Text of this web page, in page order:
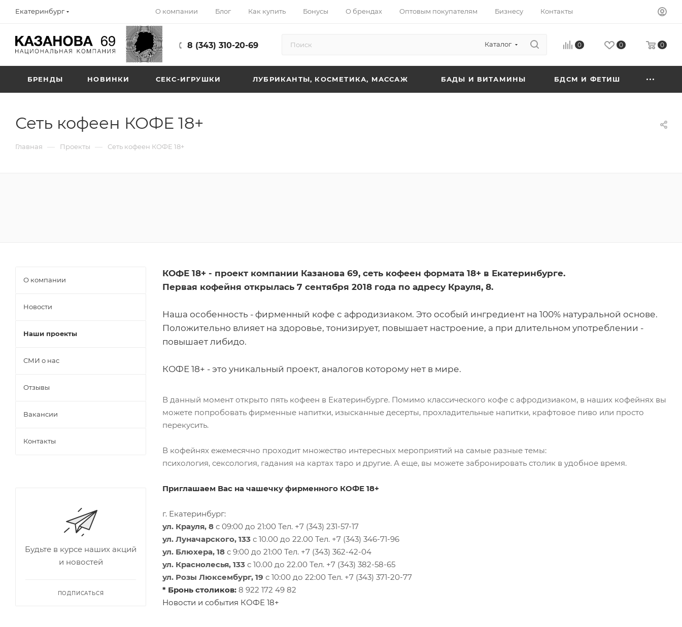
Екатеринбург О компании Блог Как купить Бонусы О брендах Оптовым покупателям Бизнесу Контакты
8 (343) 310-20-69 Каталог 0 0 0
БРЕНДЫ НОВИНКИ СЕКС-ИГРУШКИ ЛУБРИКАНТЫ, КОСМЕТИКА, МАССАЖ БАДЫ И ВИТАМИНЫ БДСМ И ФЕТИШ
Сеть кофеен КОФЕ 18+
Главная — Проекты — Сеть кофеен КОФЕ 18+
КОФЕ 18+ - проект компании Казанова 69, сеть кофеен формата 18+ в Екатеринбурге.
Первая кофейня открылась 7 сентября 2018 года по адресу Крауля, 8.
Наша особенность - фирменный кофе с афродизиаком. Это особый ингредиент на 100% натуральной основе.
Положительно влияет на здоровье, тонизирует, повышает настроение, а при длительном употреблении -
повышает либидо.
КОФЕ 18+ - это уникальный проект, аналогов которому нет в мире.
В данный момент открыто пять кофеен в Екатеринбурге. Помимо классического кофе с афродизиаком, в наших кофейнях вы
можете попробовать фирменные напитки, изысканные десерты, прохладительные напитки, крафтовое пиво или просто
перекусить.
В кофейнях ежемесячно проходит множество интересных мероприятий на самые разные темы:
психология, сексология, гадания на картах таро и другие. А еще, вы можете забронировать столик в удобное время.
Приглашаем Вас на чашечку фирменного КОФЕ 18+
г. Екатеринбург:
ул. Крауля, 8 с 09:00 до 21:00 Тел. +7 (343) 231-57-17
ул. Луначарского, 133 с 10.00 до 22.00 Тел. +7 (343) 346-71-96
ул. Блюхера, 18 с 9:00 до 21:00 Тел. +7 (343) 362-42-04
ул. Краснолесья, 133 с 10.00 до 22.00 Тел. +7 (343) 382-58-65
ул. Розы Люксембург, 19 с 10:00 до 22:00 Тел. +7 (343) 371-20-77
* Бронь столиков: 8 922 172 49 82
Новости и события КОФЕ 18+
О компании
Новости
Наши проекты
СМИ о нас
Отзывы
Вакансии
Контакты
Будьте в курсе наших акций
и новостей
ПОДПИСАТЬСЯ